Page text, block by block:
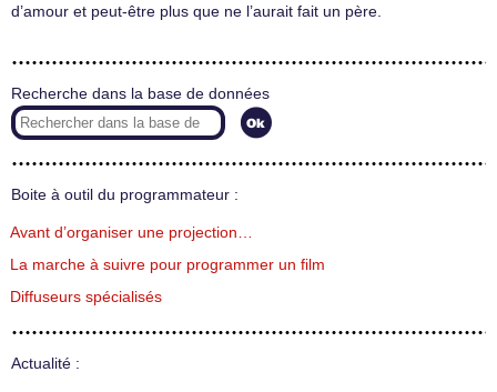
d’amour et peut-être plus que ne l’aurait fait un père.
Recherche dans la base de données
Boite à outil du programmateur :
Avant d’organiser une projection…
La marche à suivre pour programmer un film
Diffuseurs spécialisés
Actualité :